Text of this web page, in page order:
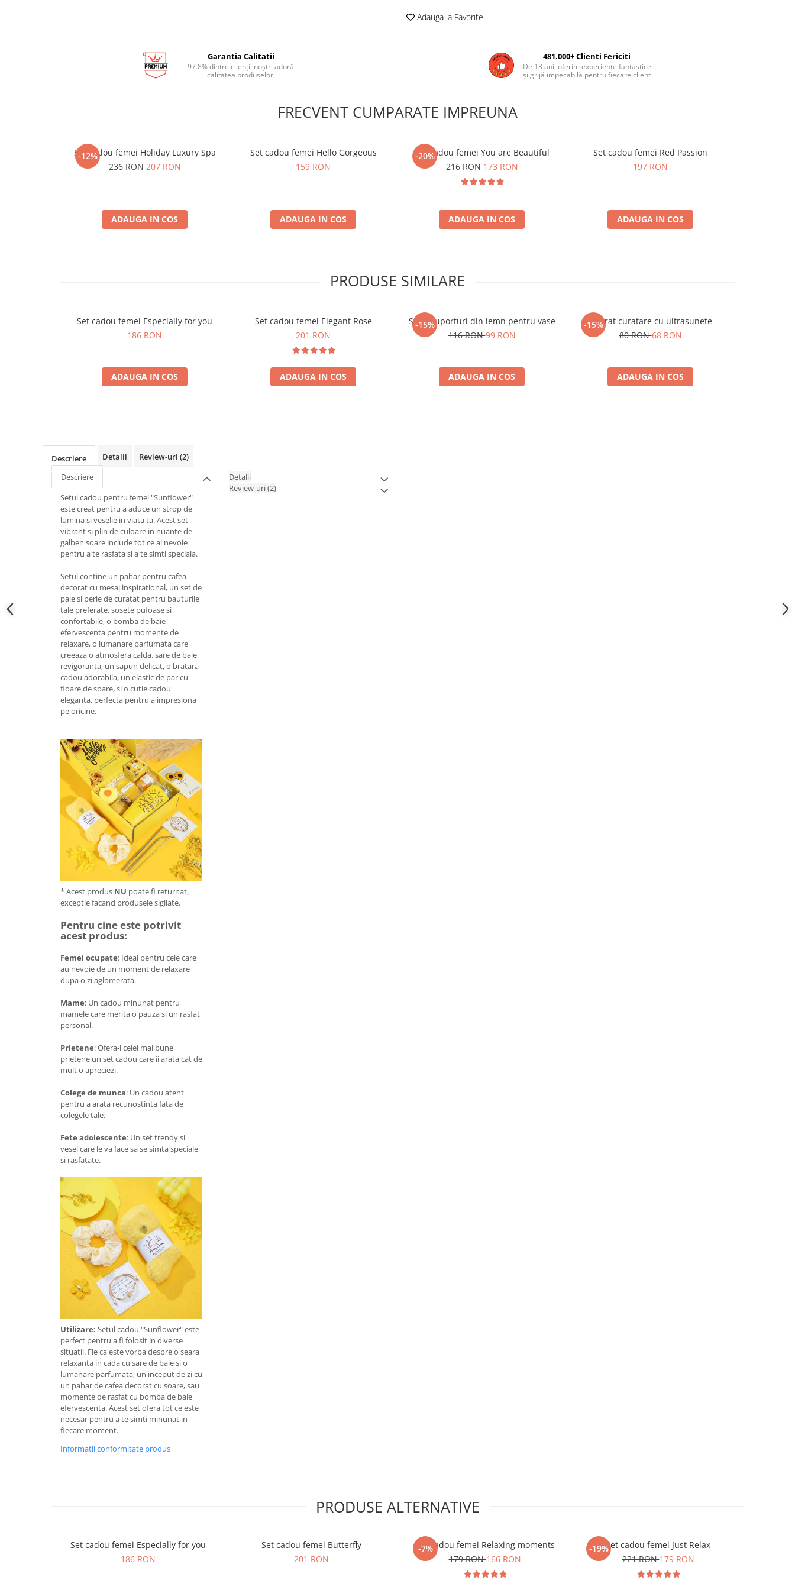
Adauga la Favorite
Garantia Calitatii
97.8% dintre clienții noștri adoră
calitatea produselor.
481.000+ Clienti Fericiti
De 13 ani, oferim experiențe fantastice
și grijă impecabilă pentru fiecare client
FRECVENT CUMPARATE IMPREUNA
-12%
Set cadou femei Holiday Luxury Spa
236 RON207 RON
ADAUGA IN COS
Set cadou femei Hello Gorgeous
159 RON
ADAUGA IN COS
-20%
Set cadou femei You are Beautiful
216 RON173 RON
ADAUGA IN COS
Set cadou femei Red Passion
197 RON
ADAUGA IN COS
PRODUSE SIMILARE
Set cadou femei Especially for you
186 RON
ADAUGA IN COS
Set cadou femei Elegant Rose
201 RON
ADAUGA IN COS
-15%
Set 3 suporturi din lemn pentru vase
116 RON99 RON
ADAUGA IN COS
-15%
Aparat curatare cu ultrasunete
80 RON68 RON
ADAUGA IN COS
Descriere Detalii Review-uri (2)
Descriere
Setul cadou pentru femei "Sunflower"
este creat pentru a aduce un strop de
lumina si veselie in viata ta. Acest set
vibrant si plin de culoare in nuante de
galben soare include tot ce ai nevoie
pentru a te rasfata si a te simti speciala.
Setul contine un pahar pentru cafea
decorat cu mesaj inspirational, un set de
paie si perie de curatat pentru bauturile
tale preferate, sosete pufoase si
confortabile, o bomba de baie
efervescenta pentru momente de
relaxare, o lumanare parfumata care
creeaza o atmosfera calda, sare de baie
revigoranta, un sapun delicat, o bratara
cadou adorabila, un elastic de par cu
floare de soare, si o cutie cadou
eleganta, perfecta pentru a impresiona
pe oricine.
* Acest produs NU poate fi returnat,
exceptie facand produsele sigilate.
Pentru cine este potrivit
acest produs:
Femei ocupate: Ideal pentru cele care
au nevoie de un moment de relaxare
dupa o zi aglomerata.
Mame: Un cadou minunat pentru
mamele care merita o pauza si un rasfat
personal.
Prietene: Ofera-i celei mai bune
prietene un set cadou care ii arata cat de
mult o apreciezi.
Colege de munca: Un cadou atent
pentru a arata recunostinta fata de
colegele tale.
Fete adolescente: Un set trendy si
vesel care le va face sa se simta speciale
si rasfatate.
Utilizare: Setul cadou "Sunflower" este
perfect pentru a fi folosit in diverse
situatii. Fie ca este vorba despre o seara
relaxanta in cada cu sare de baie si o
lumanare parfumata, un inceput de zi cu
un pahar de cafea decorat cu soare, sau
momente de rasfat cu bomba de baie
efervescenta. Acest set ofera tot ce este
necesar pentru a te simti minunat in
fiecare moment.
Informatii conformitate produs
Detalii
Review-uri(2)
PRODUSE ALTERNATIVE
Set cadou femei Especially for you
186 RON
Set cadou femei Butterfly
201 RON
-7%
Set cadou femei Relaxing moments
179 RON166 RON
-19%Set cadou femei Just Relax
221 RON179 RON